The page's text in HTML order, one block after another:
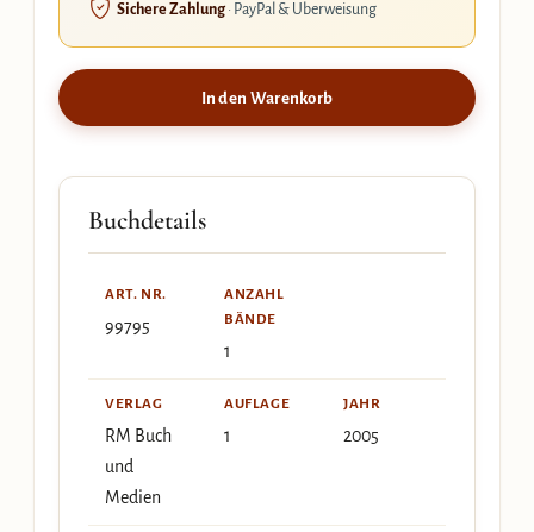
Sichere Zahlung· PayPal & Überweisung
In den Warenkorb
Buchdetails
ART. NR.
99795
ANZAHL
BÄNDE
1
VERLAG
RM Buch
und
Medien
AUFLAGE
1
JAHR
2005